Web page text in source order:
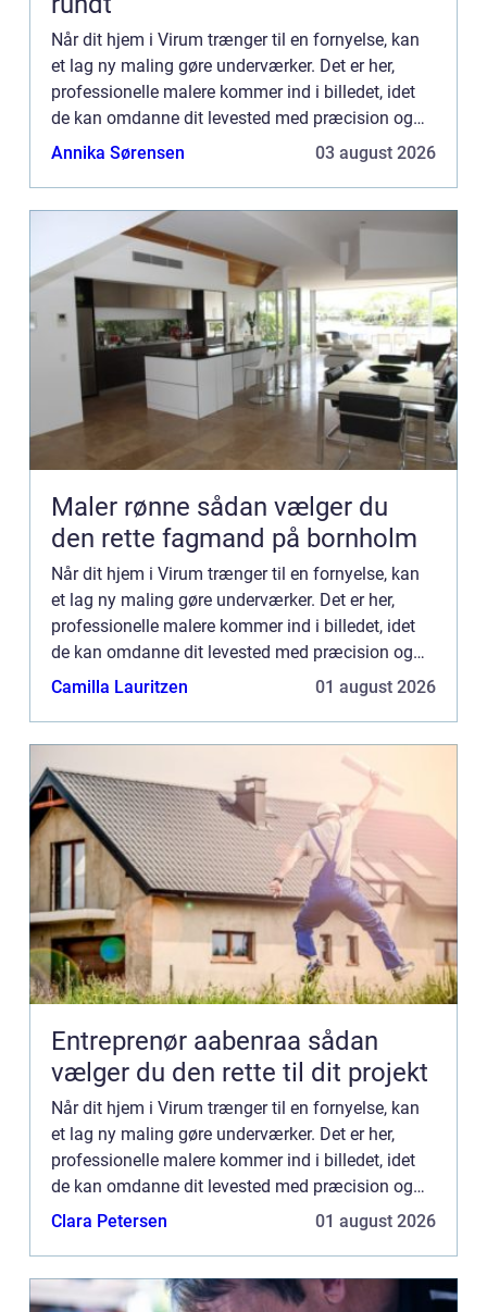
Når dit hjem i Virum trænger til en fornyelse, kan
et lag ny maling gøre underværker. Det er her,
professionelle malere kommer ind i billedet, idet
de kan omdanne dit levested med præcision og
ekspertise. Uanset om det er en intern makeover
Annika Sørensen 03 august 2026
Maler rønne sådan vælger du
den rette fagmand på bornholm
Når dit hjem i Virum trænger til en fornyelse, kan
et lag ny maling gøre underværker. Det er her,
professionelle malere kommer ind i billedet, idet
de kan omdanne dit levested med præcision og
ekspertise. Uanset om det er en intern makeover
Camilla Lauritzen 01 august 2026
Entreprenør aabenraa sådan
vælger du den rette til dit projekt
Når dit hjem i Virum trænger til en fornyelse, kan
et lag ny maling gøre underværker. Det er her,
professionelle malere kommer ind i billedet, idet
de kan omdanne dit levested med præcision og
ekspertise. Uanset om det er en intern makeover
Clara Petersen 01 august 2026